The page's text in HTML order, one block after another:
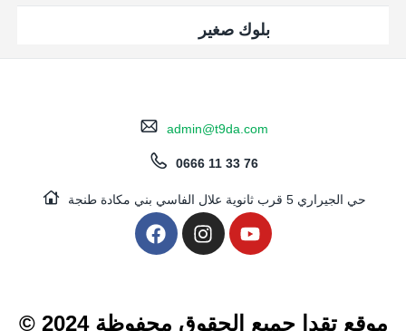
بلوك صغير
admin@t9da.com
0666 11 33 76
حي الجيراري 5 قرب ثانوية علال الفاسي بني مكادة طنجة
© 2024 موقع تقدا جميع الحقوق محفوظة